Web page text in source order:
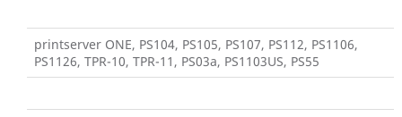
printserver ONE, PS104, PS105, PS107, PS112, PS1106,
PS1126, TPR-10, TPR-11, PS03a, PS1103US, PS55